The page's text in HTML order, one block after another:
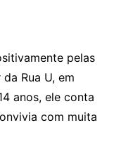
pelas
Rua U, em
anos, ele conta
com muita